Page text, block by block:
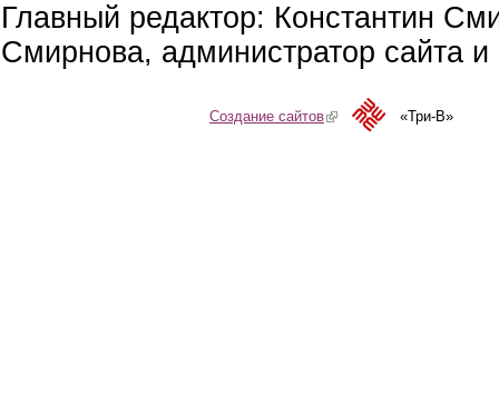
Главный редактор: Константин
Смирнова, администратор сайта
Создание сайтов(link is external)«Три-В»